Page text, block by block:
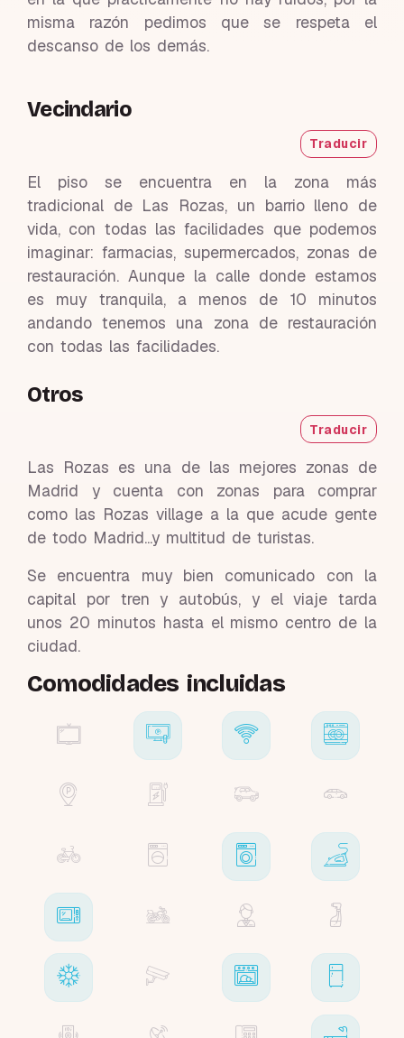
misma razón pedimos que se respeta el
descanso de los demás.
Vecindario
Traducir
El piso se encuentra en la zona más
tradicional de Las Rozas, un barrio lleno de
vida, con todas las facilidades que podemos
imaginar: farmacias, supermercados, zonas de
restauración. Aunque la calle donde estamos
es muy tranquila, a menos de 10 minutos
andando tenemos una zona de restauración
con todas las facilidades.
Otros
Traducir
Las Rozas es una de las mejores zonas de
Madrid y cuenta con zonas para comprar
como las Rozas village a la que acude gente
de todo Madrid...y multitud de turistas.
Se encuentra muy bien comunicado con la
capital por tren y autobús, y el viaje tarda
unos 20 minutos hasta el mismo centro de la
ciudad.
Comodidades incluidas